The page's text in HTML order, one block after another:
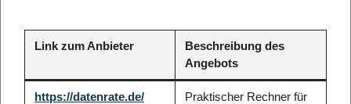
Link zum Anbieter
Beschreibung des
Angebots
https://datenrate.de/
Praktischer Rechner für